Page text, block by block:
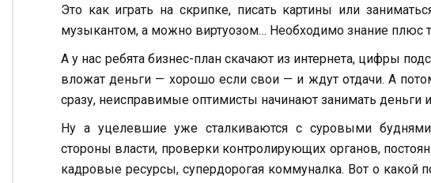
Это как играть на скрипке, писать картины или
музыкантом, а можно виртуозом… Необходимо знание плюс
А у нас ребята бизнес-план скачают из интернета, цифры
вложат деньги — хорошо если свои — и ждут отдачи. А
сразу, неисправимые оптимисты начинают занимать
Ну а уцелевшие уже сталкиваются с суровыми буднями:
стороны власти, проверки контролирующих органов,
кадровые ресурсы, cупердорогая коммуналка. Вот о какой